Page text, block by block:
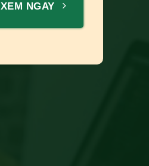
XEM NGAY